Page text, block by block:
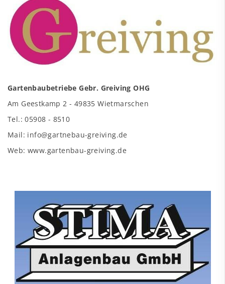
Gartenbaubetriebe Gebr. Greiving OHG
Am Geestkamp 2 - 49835 Wietmarschen
Tel.: 05908 - 8510
Mail: info@gartnebau-greiving.de
Web: www.gartenbau-greiving.de